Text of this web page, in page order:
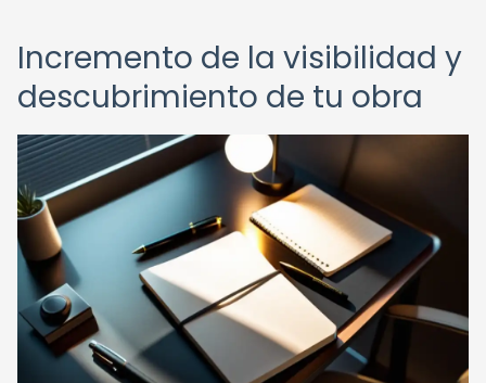
Incremento de la visibilidad y
descubrimiento de tu obra